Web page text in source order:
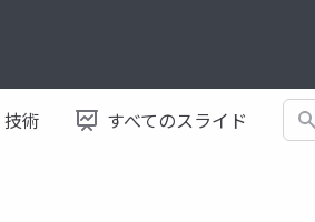
術 すべてのスライド 検索